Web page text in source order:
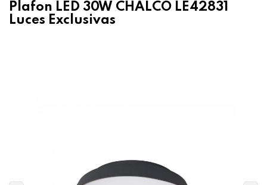
Plafon LED 30W CHALCO LE42831
Luces Exclusivas